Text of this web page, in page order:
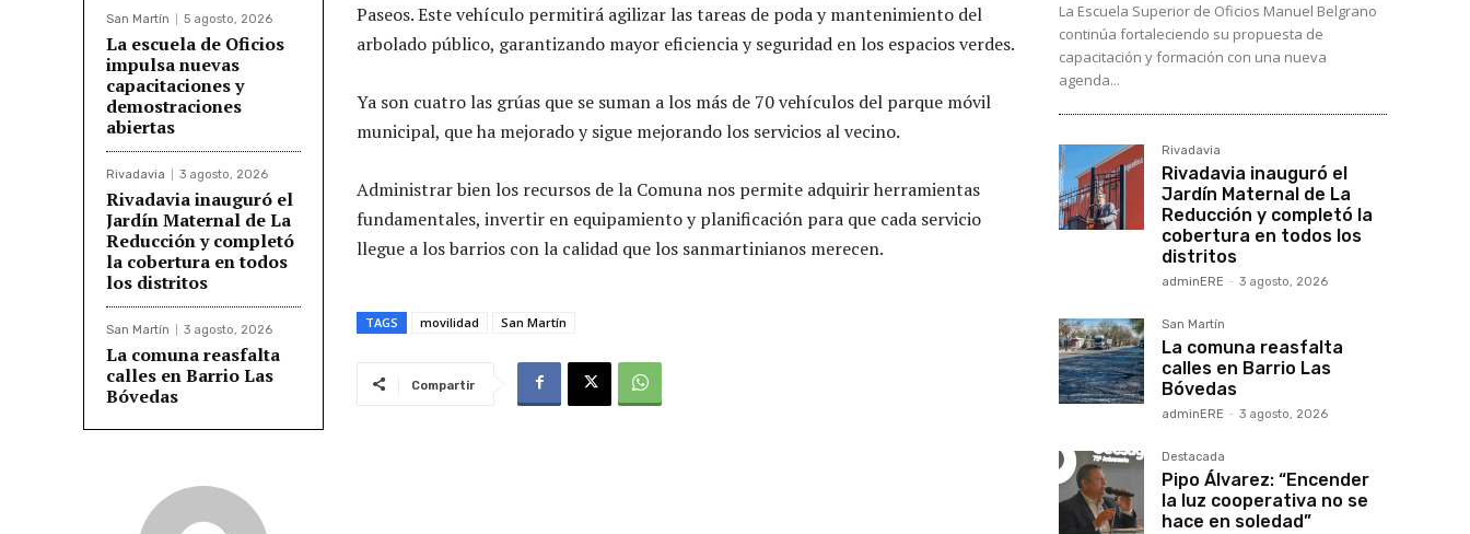
San Martín 5 agosto, 2026
La escuela de Oficios
impulsa nuevas
capacitaciones y
demostraciones
abiertas
Rivadavia 3 agosto, 2026
Rivadavia inauguró el
Jardín Maternal de La
Reducción y completó
la cobertura en todos
los distritos
San Martín 3 agosto, 2026
La comuna reasfalta
calles en Barrio Las
Bóvedas
Paseos. Este vehículo permitirá agilizar las tareas de poda y mantenimiento del
arbolado público, garantizando mayor eficiencia y seguridad en los espacios verdes.
Ya son cuatro las grúas que se suman a los más de 70 vehículos del parque móvil
municipal, que ha mejorado y sigue mejorando los servicios al vecino.
Administrar bien los recursos de la Comuna nos permite adquirir herramientas
fundamentales, invertir en equipamiento y planificación para que cada servicio
llegue a los barrios con la calidad que los sanmartinianos merecen.
TAGS movilidad San Martín
Compartir
La Escuela Superior de Oficios Manuel Belgrano
continúa fortaleciendo su propuesta de
capacitación y formación con una nueva
agenda...
Rivadavia
Rivadavia inauguró el
Jardín Maternal de La
Reducción y completó la
cobertura en todos los
distritos
adminERE - 3 agosto, 2026
San Martín
La comuna reasfalta
calles en Barrio Las
Bóvedas
adminERE - 3 agosto, 2026
Destacada
Pipo Álvarez: “Encender
la luz cooperativa no se
hace en soledad”